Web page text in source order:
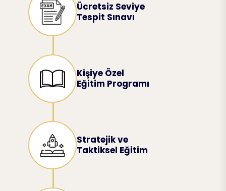
Ücretsiz Seviye
Tespit Sınavı
Kişiye Özel
Eğitim Programı
Stratejik ve
Taktiksel Eğitim